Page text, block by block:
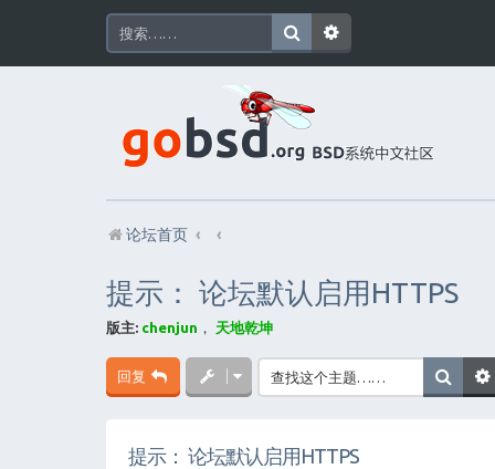
论坛首页
提示： 论坛默认启用HTTPS
版主: chenjun ， 天地乾坤
回复
提示： 论坛默认启用HTTPS